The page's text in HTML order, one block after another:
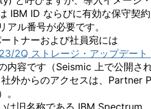
IBM ID ならびに有効な保守契
ル番号が必要です。
トナーおよび社員宛には
2Q ストレージ・アップデート
内容です（Seismic 上で公開さ
外からのアクセスは、Partner